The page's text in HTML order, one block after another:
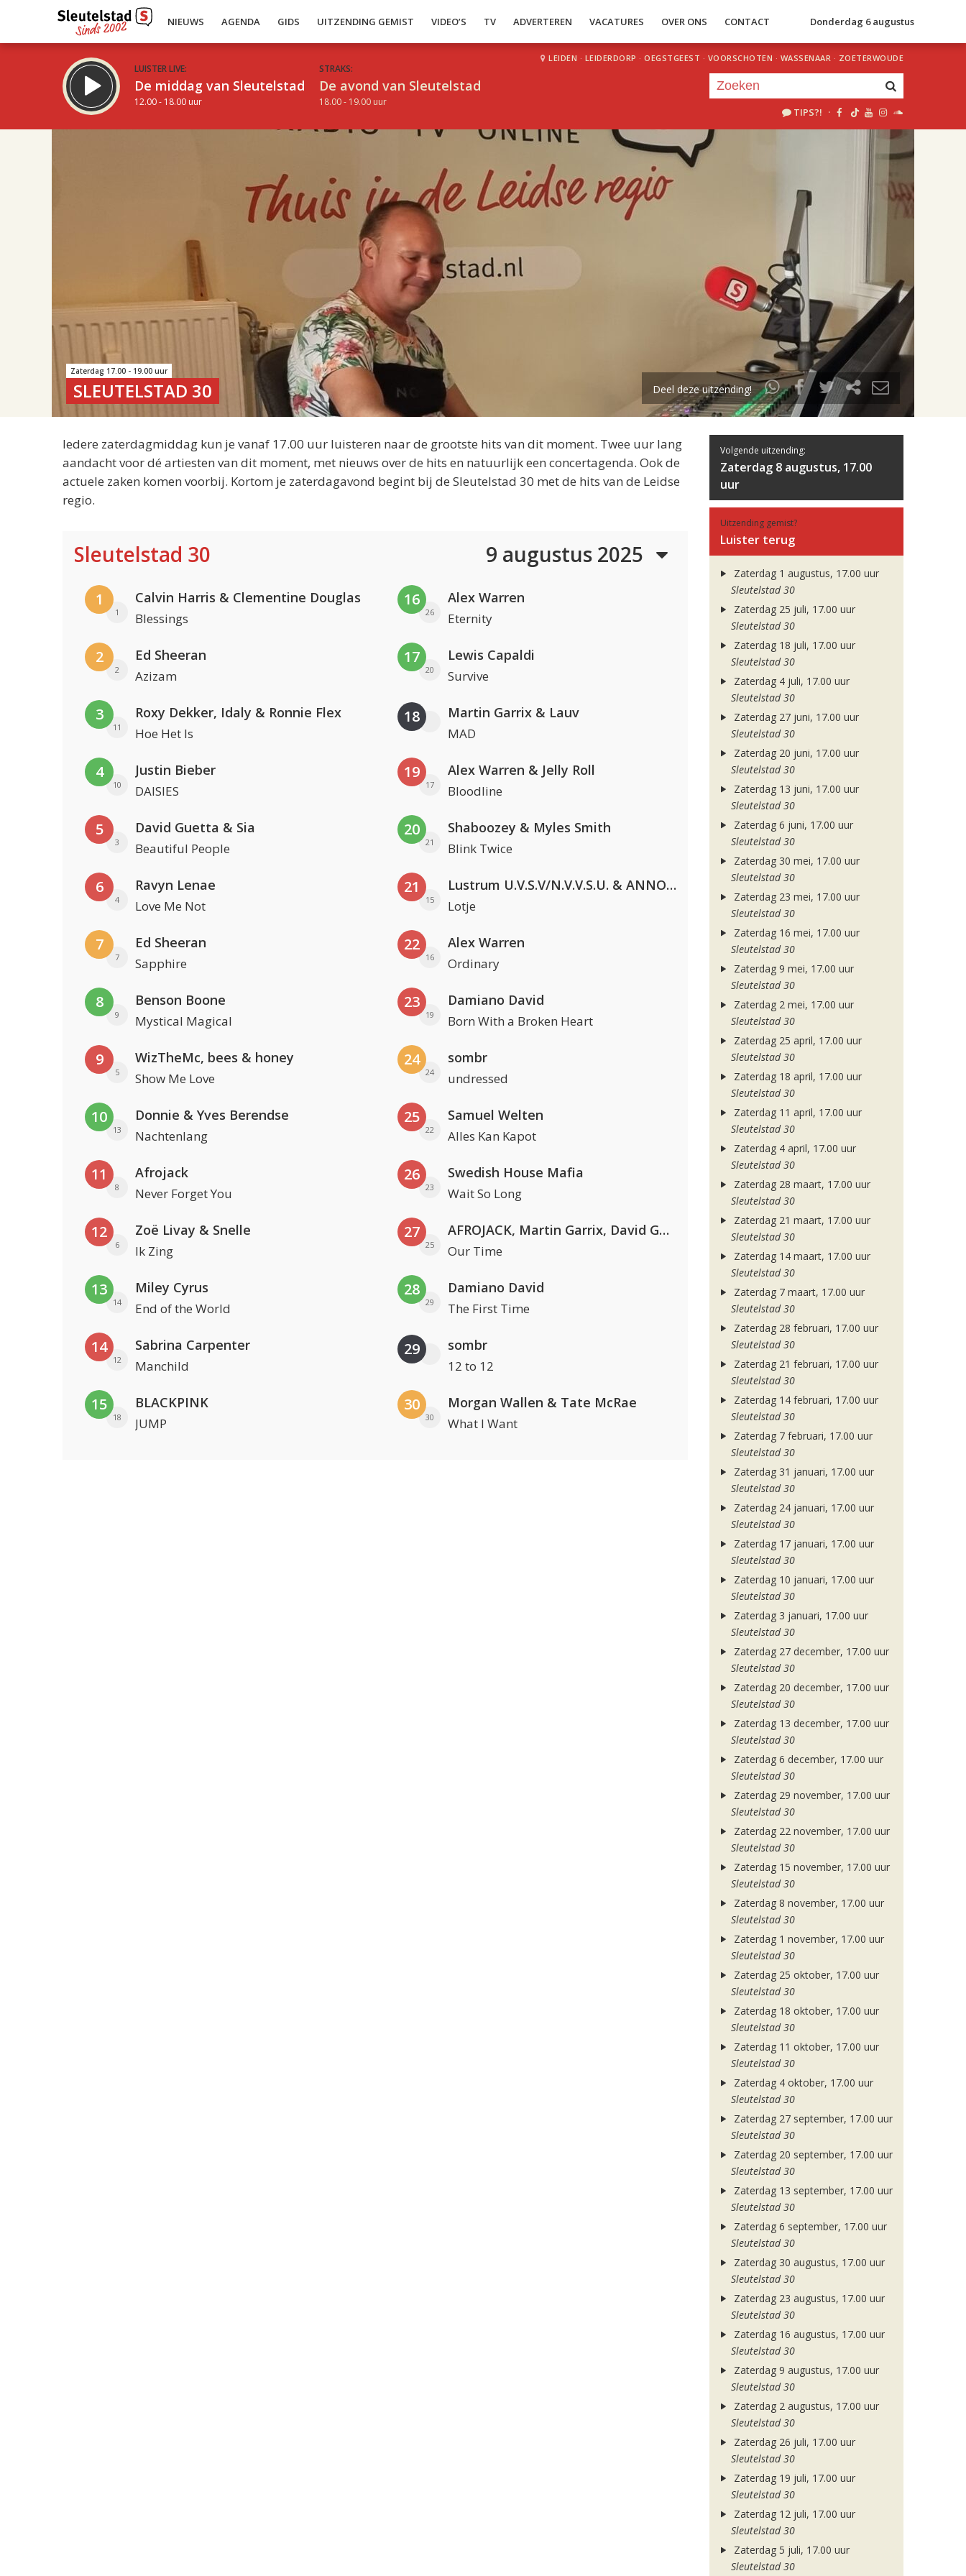
NIEUWS AGENDA GIDS UITZENDING GEMIST VIDEO’S TV ADVERTEREN VACATURES OVER ONS CONTACT Donderdag 6 augustus
LUISTER LIVE:
De middag van Sleutelstad
12.00 - 18.00 uur
STRAKS:
De avond van Sleutelstad
18.00 - 19.00 uur
LEIDEN · LEIDERDORP · OEGSTGEEST · VOORSCHOTEN · WASSENAAR · ZOETERWOUDE
TIPS?! ·
uur 1 van 2
Volgend uur
Zaterdag 17.00 - 19.00 uur
SLEUTELSTAD 30 Deel deze uitzending!
Iedere zaterdagmiddag kun je vanaf 17.00 uur luisteren naar de grootste hits van dit moment. Twee uur lang
aandacht voor dé artiesten van dit moment, met nieuws over de hits en natuurlijk een concertagenda. Ook de
actuele zaken komen voorbij. Kortom je zaterdagavond begint bij de Sleutelstad 30 met de hits van de Leidse
regio.
Sleutelstad 30 9 augustus 2025
1
1
Calvin Harris & Clementine Douglas
Blessings
2
2
Ed Sheeran
Azizam
3
11
Roxy Dekker, Idaly & Ronnie Flex
Hoe Het Is
4
10
Justin Bieber
DAISIES
5
3
David Guetta & Sia
Beautiful People
6
4
Ravyn Lenae
Love Me Not
7
7
Ed Sheeran
Sapphire
8
9
Benson Boone
Mystical Magical
9
5
WizTheMc, bees & honey
Show Me Love
10
13
Donnie & Yves Berendse
Nachtenlang
11
8
Afrojack
Never Forget You
12
6
Zoë Livay & Snelle
Ik Zing
13
14
Miley Cyrus
End of the World
14
12
Sabrina Carpenter
Manchild
15
18
BLACKPINK
JUMP
16
26
Alex Warren
Eternity
17
20
Lewis Capaldi
Survive
18 Martin Garrix & Lauv
MAD
19
17
Alex Warren & Jelly Roll
Bloodline
20
21
Shaboozey & Myles Smith
Blink Twice
21
15
Lustrum U.V.S.V/N.V.V.S.U. & ANNO ONS & Jopke van Dobbenburgh & Roeland Beelen
Lotje
22
16
Alex Warren
Ordinary
23
19
Damiano David
Born With a Broken Heart
24
24
sombr
undressed
25
22
Samuel Welten
Alles Kan Kapot
26
23
Swedish House Mafia
Wait So Long
27
25
AFROJACK, Martin Garrix, David Guetta & Amél
Our Time
28
29
Damiano David
The First Time
29 sombr
12 to 12
30
30
Morgan Wallen & Tate McRae
What I Want
Volgende uitzending:
Zaterdag 8 augustus, 17.00
uur
Uitzending gemist?
Luister terug
Zaterdag 1 augustus, 17.00 uur
Sleutelstad 30
Zaterdag 25 juli, 17.00 uur
Sleutelstad 30
Zaterdag 18 juli, 17.00 uur
Sleutelstad 30
Zaterdag 4 juli, 17.00 uur
Sleutelstad 30
Zaterdag 27 juni, 17.00 uur
Sleutelstad 30
Zaterdag 20 juni, 17.00 uur
Sleutelstad 30
Zaterdag 13 juni, 17.00 uur
Sleutelstad 30
Zaterdag 6 juni, 17.00 uur
Sleutelstad 30
Zaterdag 30 mei, 17.00 uur
Sleutelstad 30
Zaterdag 23 mei, 17.00 uur
Sleutelstad 30
Zaterdag 16 mei, 17.00 uur
Sleutelstad 30
Zaterdag 9 mei, 17.00 uur
Sleutelstad 30
Zaterdag 2 mei, 17.00 uur
Sleutelstad 30
Zaterdag 25 april, 17.00 uur
Sleutelstad 30
Zaterdag 18 april, 17.00 uur
Sleutelstad 30
Zaterdag 11 april, 17.00 uur
Sleutelstad 30
Zaterdag 4 april, 17.00 uur
Sleutelstad 30
Zaterdag 28 maart, 17.00 uur
Sleutelstad 30
Zaterdag 21 maart, 17.00 uur
Sleutelstad 30
Zaterdag 14 maart, 17.00 uur
Sleutelstad 30
Zaterdag 7 maart, 17.00 uur
Sleutelstad 30
Zaterdag 28 februari, 17.00 uur
Sleutelstad 30
Zaterdag 21 februari, 17.00 uur
Sleutelstad 30
Zaterdag 14 februari, 17.00 uur
Sleutelstad 30
Zaterdag 7 februari, 17.00 uur
Sleutelstad 30
Zaterdag 31 januari, 17.00 uur
Sleutelstad 30
Zaterdag 24 januari, 17.00 uur
Sleutelstad 30
Zaterdag 17 januari, 17.00 uur
Sleutelstad 30
Zaterdag 10 januari, 17.00 uur
Sleutelstad 30
Zaterdag 3 januari, 17.00 uur
Sleutelstad 30
Zaterdag 27 december, 17.00 uur
Sleutelstad 30
Zaterdag 20 december, 17.00 uur
Sleutelstad 30
Zaterdag 13 december, 17.00 uur
Sleutelstad 30
Zaterdag 6 december, 17.00 uur
Sleutelstad 30
Zaterdag 29 november, 17.00 uur
Sleutelstad 30
Zaterdag 22 november, 17.00 uur
Sleutelstad 30
Zaterdag 15 november, 17.00 uur
Sleutelstad 30
Zaterdag 8 november, 17.00 uur
Sleutelstad 30
Zaterdag 1 november, 17.00 uur
Sleutelstad 30
Zaterdag 25 oktober, 17.00 uur
Sleutelstad 30
Zaterdag 18 oktober, 17.00 uur
Sleutelstad 30
Zaterdag 11 oktober, 17.00 uur
Sleutelstad 30
Zaterdag 4 oktober, 17.00 uur
Sleutelstad 30
Zaterdag 27 september, 17.00 uur
Sleutelstad 30
Zaterdag 20 september, 17.00 uur
Sleutelstad 30
Zaterdag 13 september, 17.00 uur
Sleutelstad 30
Zaterdag 6 september, 17.00 uur
Sleutelstad 30
Zaterdag 30 augustus, 17.00 uur
Sleutelstad 30
Zaterdag 23 augustus, 17.00 uur
Sleutelstad 30
Zaterdag 16 augustus, 17.00 uur
Sleutelstad 30
Zaterdag 9 augustus, 17.00 uur
Sleutelstad 30
Zaterdag 2 augustus, 17.00 uur
Sleutelstad 30
Zaterdag 26 juli, 17.00 uur
Sleutelstad 30
Zaterdag 19 juli, 17.00 uur
Sleutelstad 30
Zaterdag 12 juli, 17.00 uur
Sleutelstad 30
Zaterdag 5 juli, 17.00 uur
Sleutelstad 30